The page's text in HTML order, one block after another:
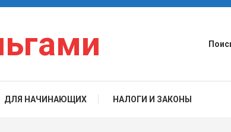
ДЛЯ НАЧИНАЮЩИХ НАЛОГИ И ЗАКОНЫ